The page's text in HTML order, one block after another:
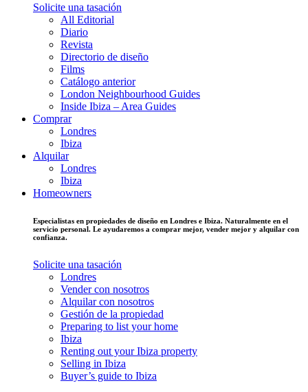
Solicite una tasación
All Editorial
Diario
Revista
Directorio de diseño
Films
Catálogo anterior
London Neighbourhood Guides
Inside Ibiza – Area Guides
Comprar
Londres
Ibiza
Alquilar
Londres
Ibiza
Homeowners
Especialistas en propiedades de diseño en Londres e Ibiza. Naturalmente en el
servicio personal. Le ayudaremos a comprar mejor, vender mejor y alquilar con
confianza.
Solicite una tasación
Londres
Vender con nosotros
Alquilar con nosotros
Gestión de la propiedad
Preparing to list your home
Ibiza
Renting out your Ibiza property
Selling in Ibiza
Buyer’s guide to Ibiza